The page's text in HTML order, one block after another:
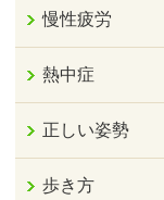
慢性疲労
熱中症
正しい姿勢
歩き方